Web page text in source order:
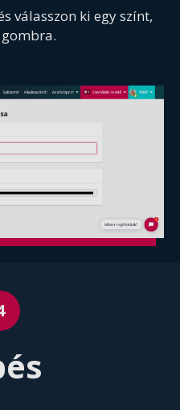
válasszon ki egy színt,